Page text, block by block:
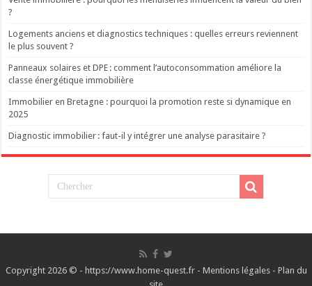
?
Logements anciens et diagnostics techniques : quelles erreurs reviennent
le plus souvent ?
Panneaux solaires et DPE : comment l’autoconsommation améliore la
classe énergétique immobilière
Immobilier en Bretagne : pourquoi la promotion reste si dynamique en
2025
Diagnostic immobilier : faut-il y intégrer une analyse parasitaire ?
Copyright 2026 © - https://www.home-quest.fr - Mentions légales- Plan du